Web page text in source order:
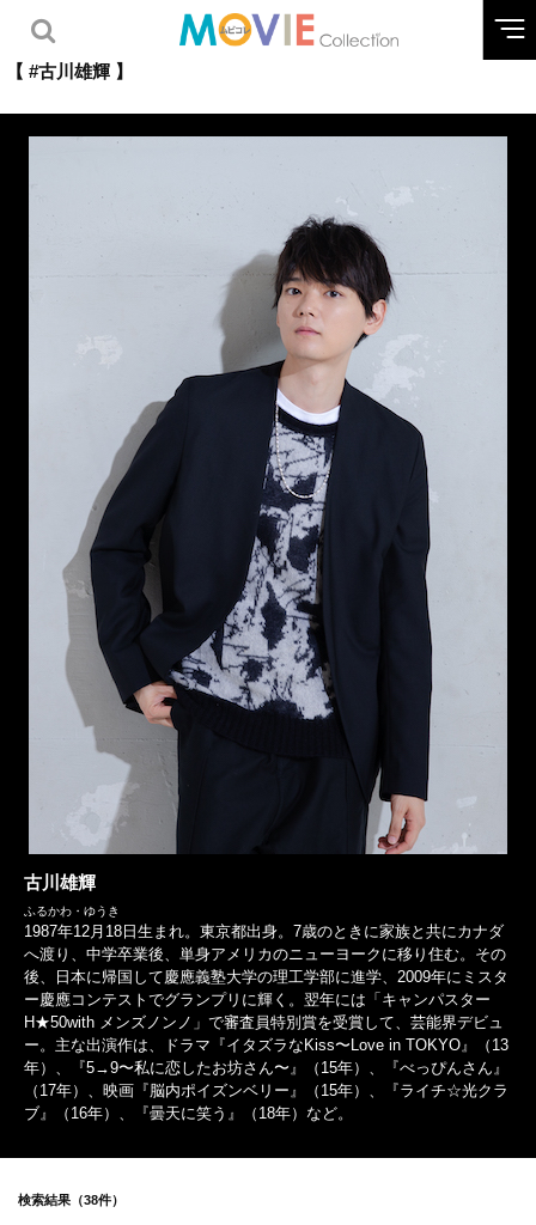
【 #古川雄輝 】
古川雄輝
ふるかわ・ゆうき
1987年12月18日生まれ。東京都出身。7歳のときに家族と共にカナダ
へ渡り、中学卒業後、単身アメリカのニューヨークに移り住む。その
後、日本に帰国して慶應義塾大学の理工学部に進学、2009年にミスタ
ー慶應コンテストでグランプリに輝く。翌年には「キャンパスター
H★50with メンズノンノ」で審査員特別賞を受賞して、芸能界デビュ
ー。主な出演作は、ドラマ『イタズラなKiss〜Love in TOKYO』（13
年）、『5→9〜私に恋したお坊さん〜』（15年）、『べっぴんさん』
（17年）、映画『脳内ポイズンベリー』（15年）、『ライチ☆光クラ
ブ』（16年）、『曇天に笑う』（18年）など。
検索結果（38件）